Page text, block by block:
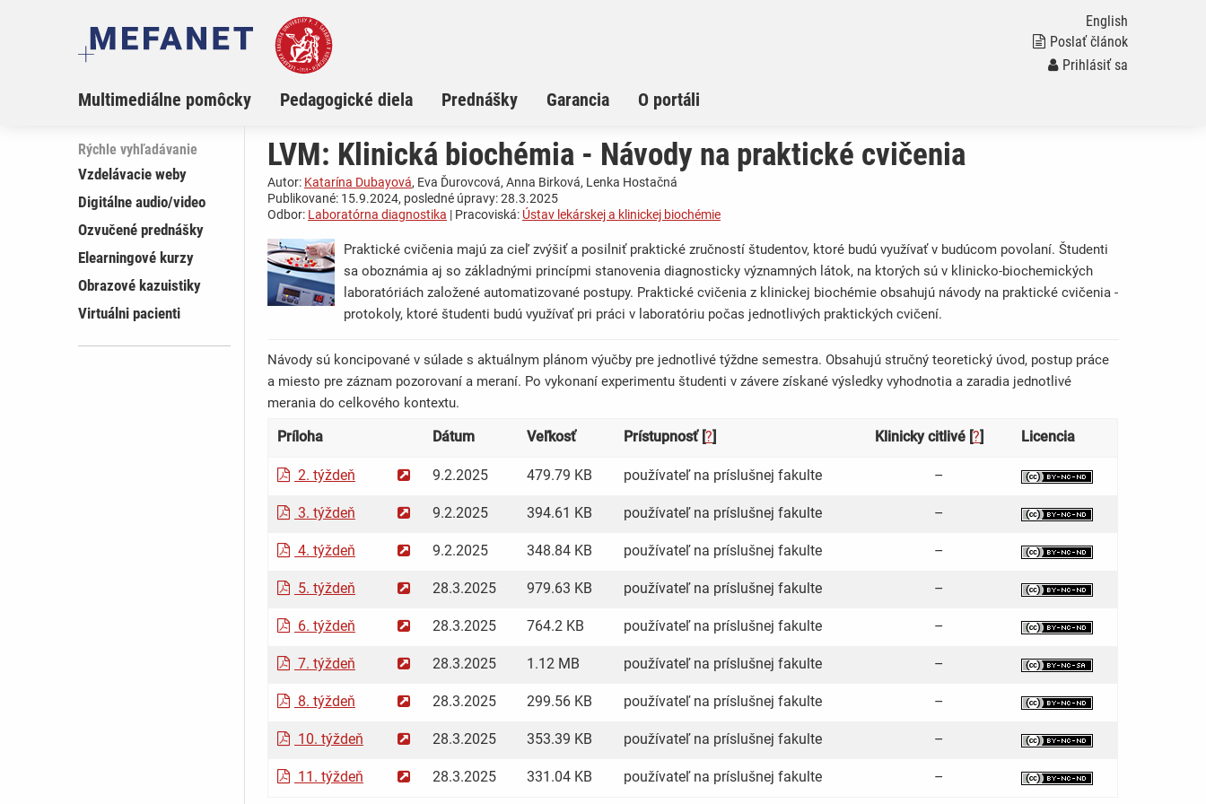
English
Poslať článok
Prihlásiť sa
Multimediálne pomôcky Pedagogické diela Prednášky Garancia O portáli
Rýchle vyhľadávanie
Vzdelávacie weby
Digitálne audio/video
Ozvučené prednášky
Elearningové kurzy
Obrazové kazuistiky
Virtuálni pacienti
LVM: Klinická biochémia - Návody na praktické cvičenia
Autor: Katarína Dubayová, Eva Ďurovcová, Anna Birková, Lenka Hostačná
Publikované: 15.9.2024, posledné úpravy: 28.3.2025
Odbor: Laboratórna diagnostika | Pracoviská: Ústav lekárskej a klinickej biochémie
Praktické cvičenia majú za cieľ zvýšiť a posilniť praktické zručností študentov, ktoré budú využívať v budúcom povolaní. Študenti
sa oboznámia aj so základnými princípmi stanovenia diagnosticky významných látok, na ktorých sú v klinicko-biochemických
laboratóriách založené automatizované postupy. Praktické cvičenia z klinickej biochémie obsahujú návody na praktické cvičenia -
protokoly, ktoré študenti budú využívať pri práci v laboratóriu počas jednotlivých praktických cvičení.
Návody sú koncipované v súlade s aktuálnym plánom výučby pre jednotlivé týždne semestra. Obsahujú stručný teoretický úvod, postup práce
a miesto pre záznam pozorovaní a meraní. Po vykonaní experimentu študenti v závere získané výsledky vyhodnotia a zaradia jednotlivé
merania do celkového kontextu.
Príloha Dátum Veľkosť Prístupnosť [?] Klinicky citlivé [?] Licencia
2. týždeň 9.2.2025 479.79 KB používateľ na príslušnej fakulte –
3. týždeň 9.2.2025 394.61 KB používateľ na príslušnej fakulte –
4. týždeň 9.2.2025 348.84 KB používateľ na príslušnej fakulte –
5. týždeň 28.3.2025 979.63 KB používateľ na príslušnej fakulte –
6. týždeň 28.3.2025 764.2 KB používateľ na príslušnej fakulte –
7. týždeň 28.3.2025 1.12 MB používateľ na príslušnej fakulte –
8. týždeň 28.3.2025 299.56 KB používateľ na príslušnej fakulte –
10. týždeň 28.3.2025 353.39 KB používateľ na príslušnej fakulte –
11. týždeň 28.3.2025 331.04 KB používateľ na príslušnej fakulte –